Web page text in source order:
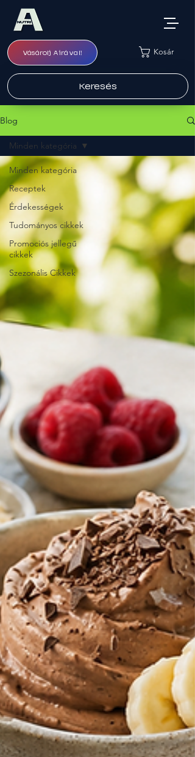
Vásárolj Airával! Kosár
Keresés
Blog
Minden kategória
Receptek
Érdekességek
Tudományos cikkek
Promociós jellegű
cikkek
Szezonális Cikkek
Minden kategória